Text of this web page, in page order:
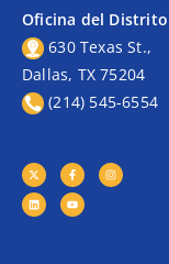
Oficina del Distrito
630 Texas St.,
Dallas, TX 75204
(214) 545-6554